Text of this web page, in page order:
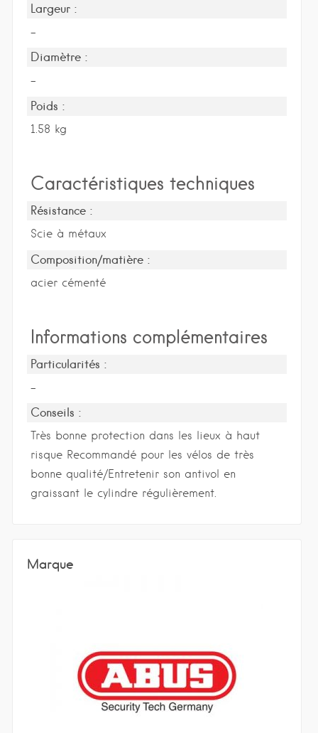
Largeur :
-
Diamètre :
-
Poids :
1.58 kg
Caractéristiques techniques
Résistance :
Scie à métaux
Composition/matière :
acier cémenté
Informations complémentaires
Particularités :
-
Conseils :
Très bonne protection dans les lieux à haut
risque Recommandé pour les vélos de très
bonne qualité/Entretenir son antivol en
graissant le cylindre régulièrement.
Marque